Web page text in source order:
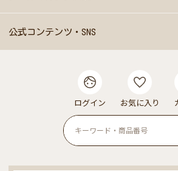
公式コンテンツ・SNS
ログイン お気に入り